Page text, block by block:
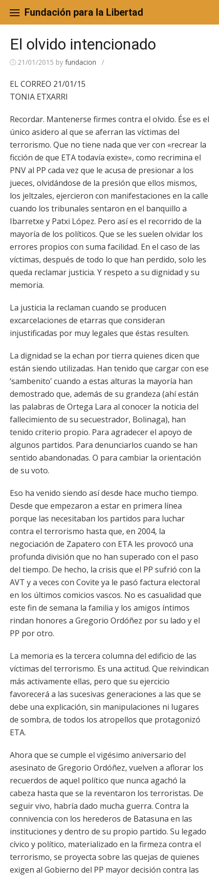
content
Fundación para la Libertad
El olvido intencionado
21/01/2015 by fundacion /
EL CORREO 21/01/15
TONIA ETXARRI
Recordar. Mantenerse firmes contra el olvido. Ése es el
único asidero al que se aferran las víctimas del
terrorismo. Que no tiene nada que ver con «recrear la
ficción de que ETA todavía existe», como recrimina el
PNV al PP cada vez que le acusa de presionar a los
jueces, olvidándose de la presión que ellos mismos,
los jeltzales, ejercieron con manifestaciones en la calle
cuando los tribunales sentaron en el banquillo a
Ibarretxe y Patxi López. Pero así es el recorrido de la
mayoría de los políticos. Que se les suelen olvidar los
errores propios con suma facilidad. En el caso de las
víctimas, después de todo lo que han perdido, solo les
queda reclamar justicia. Y respeto a su dignidad y su
memoria.
La justicia la reclaman cuando se producen
excarcelaciones de etarras que consideran
injustificadas por muy legales que éstas resulten.
La dignidad se la echan por tierra quienes dicen que
están siendo utilizadas. Han tenido que cargar con ese
‘sambenito’ cuando a estas alturas la mayoría han
demostrado que, además de su grandeza (ahí están
las palabras de Ortega Lara al conocer la noticia del
fallecimiento de su secuestrador, Bolinaga), han
tenido criterio propio. Para agradecer el apoyo de
algunos partidos. Para denunciarlos cuando se han
sentido abandonadas. O para cambiar la orientación
de su voto.
Eso ha venido siendo así desde hace mucho tiempo.
Desde que empezaron a estar en primera línea
porque las necesitaban los partidos para luchar
contra el terrorismo hasta que, en 2004, la
negociación de Zapatero con ETA les provocó una
profunda división que no han superado con el paso
del tiempo. De hecho, la crisis que el PP sufrió con la
AVT y a veces con Covite ya le pasó factura electoral
en los últimos comicios vascos. No es casualidad que
este fin de semana la familia y los amigos íntimos
rindan honores a Gregorio Ordóñez por su lado y el
PP por otro.
La memoria es la tercera columna del edificio de las
víctimas del terrorismo. Es una actitud. Que reivindican
más activamente ellas, pero que su ejercicio
favorecerá a las sucesivas generaciones a las que se
debe una explicación, sin manipulaciones ni lugares
de sombra, de todos los atropellos que protagonizó
ETA.
Ahora que se cumple el vigésimo aniversario del
asesinato de Gregorio Ordóñez, vuelven a aflorar los
recuerdos de aquel político que nunca agachó la
cabeza hasta que se la reventaron los terroristas. De
seguir vivo, habría dado mucha guerra. Contra la
connivencia con los herederos de Batasuna en las
instituciones y dentro de su propio partido. Su legado
cívico y político, materializado en la firmeza contra el
terrorismo, se proyecta sobre las quejas de quienes
exigen al Gobierno del PP mayor decisión contra las